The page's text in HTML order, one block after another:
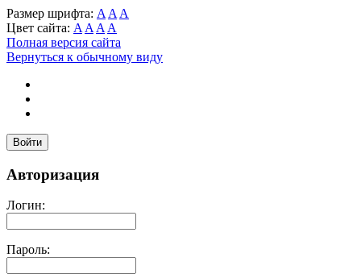
Размер шрифта: A A A
Цвет сайта: A A A A
Полная версия сайта
Вернуться к обычному виду
Войти
Авторизация
Логин:
Пароль: